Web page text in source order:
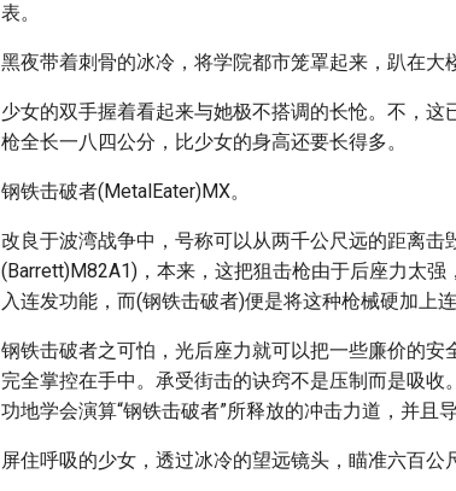
表。
黑夜带着刺骨的冰冷，将学院都市笼罩起来，趴在
少女的双手握着看起来与她极不搭调的长怆。不，这
枪全长一八四公分，比少女的身高还要长得多。
钢铁击破者(MetalEater)MX。
改良于波湾战争中，号称可以从两千公尺远的距离击
(Barrett)M82A1)，本来，这把狙击枪由于后座力太
入连发功能，而(钢铁击破者)便是将这种枪械硬加上
钢铁击破者之可怕，光后座力就可以把一些廉价的
完全掌控在手中。承受街击的诀窍不是压制而是吸
功地学会演算“钢铁击破者”所释放的冲击力道，并且
屏住呼吸的少女，透过冰冷的望远镜头，瞄准六百公尺